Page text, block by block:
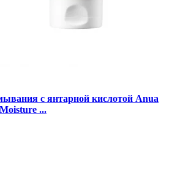
с янтарной кислотой Anua
...